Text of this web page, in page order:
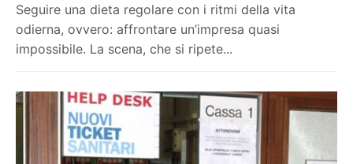
Seguire una dieta regolare con i ritmi della vita
odierna, ovvero: affrontare un’impresa quasi
impossibile. La scena, che si ripete...